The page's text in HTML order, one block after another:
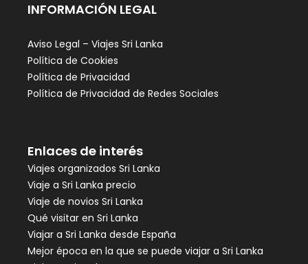
INFORMACIÓN LEGAL
Aviso Legal – Viajes Sri Lanka
Política de Cookies
Política de Privacidad
Política de Privacidad de Redes Sociales
Enlaces de interés
Viajes organizados Sri Lanka
Viaje a Sri Lanka precio
Viaje de novios Sri Lanka
Qué visitar en Sri Lanka
Viajar a Sri Lanka desde España
Mejor época en la que se puede viajar a Sri Lanka